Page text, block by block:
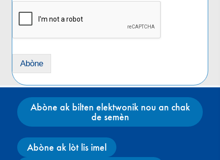
b
n
Abòne
Abòne ak bilten elektwonik nou an chak
de semèn
Abòne ak lòt lis imel